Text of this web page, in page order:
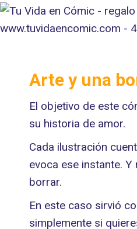
Arte y una
El objetivo de este
su historia de amor.
Cada ilustración
evoca ese instante.
borrar.
En este caso sirvió
simplemente si